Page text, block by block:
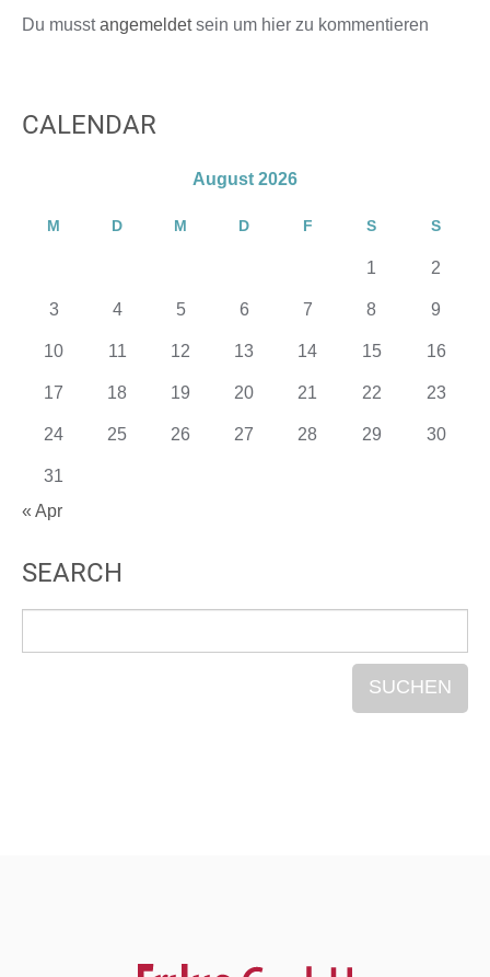
Du musstangemeldetsein um hier zu kommentieren
CALENDAR
August 2026
M D M D F S S
1 2
3 4 5 6 7 8 9
10 11 12 13 14 15 16
17 18 19 20 21 22 23
24 25 26 27 28 29 30
31
« Apr
SEARCH